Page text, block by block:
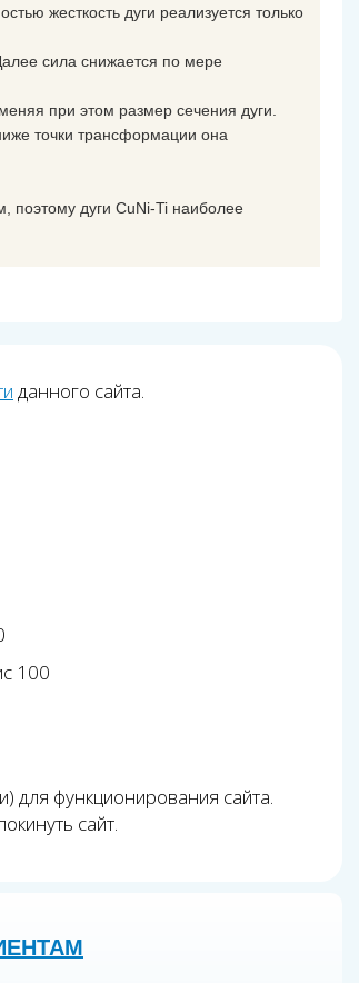
жесткость дуги реализуется только
сила снижается по мере
при этом размер сечения дуги.
точки трансформации она
поэтому дуги CuNi-Ti наиболее
данного сайта.
100
для функционирования сайта.
сайт.